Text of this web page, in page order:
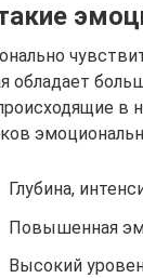
обладает
в
Глубина,
Повышенная
Высокий